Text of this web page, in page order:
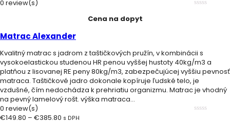
0 review(s)
Cena na dopyt
Matrac Alexander
Kvalitný matrac s jadrom z taštičkových pružín, v kombinácii s
vysokoelastickou studenou HR penou vyššej hustoty 40kg/m3 a
platňou z lisovanej RE peny 80kg/m3, zabezpečujúcej vyššiu pevnosť
matraca. Taštičkové jadro dokonale kopíruje ľudské telo, je
vzdušné, čím nedochádza k prehriatiu organizmu. Matrac je vhodný
na pevný lamelový rošt. výška matraca...
0 review(s)
€149.80 – €385.80 s DPH